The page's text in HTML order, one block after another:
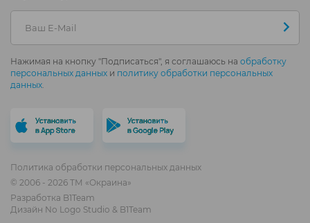
Нажимая на кнопку "Подписаться", я соглашаюсь на обработку
персональных данных и политику обработки персональных
данных
Политика обработки персональных данных
© 2006 - 2026 ТМ «Окраина»
Разработка B1Team
Дизайн No Logo Studio & B1Team